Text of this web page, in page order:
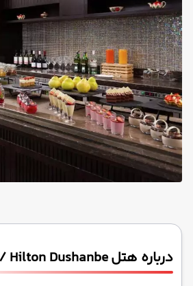
درباره هتل Hilton Dushanbe / هیلتون دوشنبه